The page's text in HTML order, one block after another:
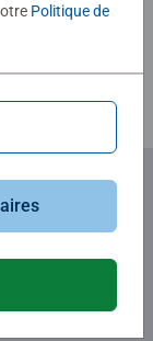
Politique de